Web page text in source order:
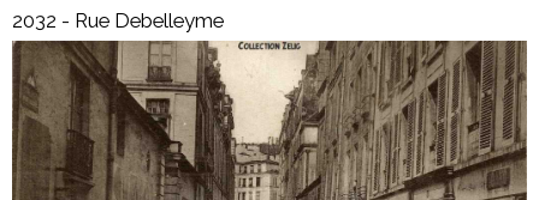
2032 - Rue Debelleyme